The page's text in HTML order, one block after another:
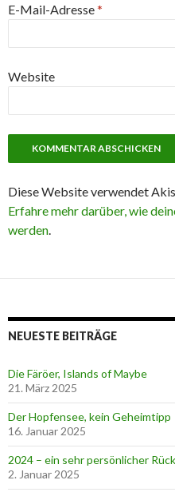
E-Mail-Adresse*
Website
Diese Website verwendet
Erfahre mehr darüber, wie
werden.
NEUESTE BEITRÄGE
Die Färöer, Islands of Maybe
21. März 2025
Der Hopfensee, kein Geheimtipp
16. Januar 2025
2024 – ein sehr persönlicher
2. Januar 2025